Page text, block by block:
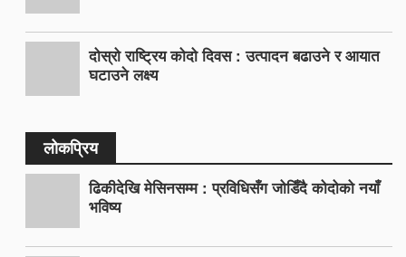
दोस्रो राष्ट्रिय कोदो दिवस : उत्पादन बढाउने र आयात
घटाउने लक्ष्य
लोकप्रिय
ढिकीदेखि मेसिनसम्म : प्रविधिसँग जोडिँदै कोदोको नयाँ
भविष्य